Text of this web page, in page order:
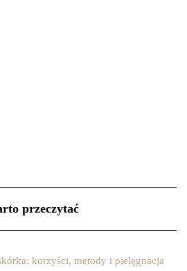
przeczytać
korzyści, metody i pielęgnacja